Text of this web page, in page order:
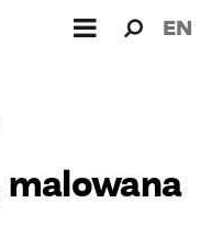
dla: EN